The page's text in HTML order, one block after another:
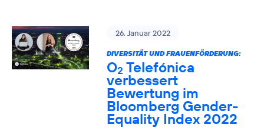
26. Januar 2022
DIVERSITÄT UND FRAUENFÖRDERUNG:
O2 Telefónica
verbessert
Bewertung im
Bloomberg Gender-
Equality Index 2022